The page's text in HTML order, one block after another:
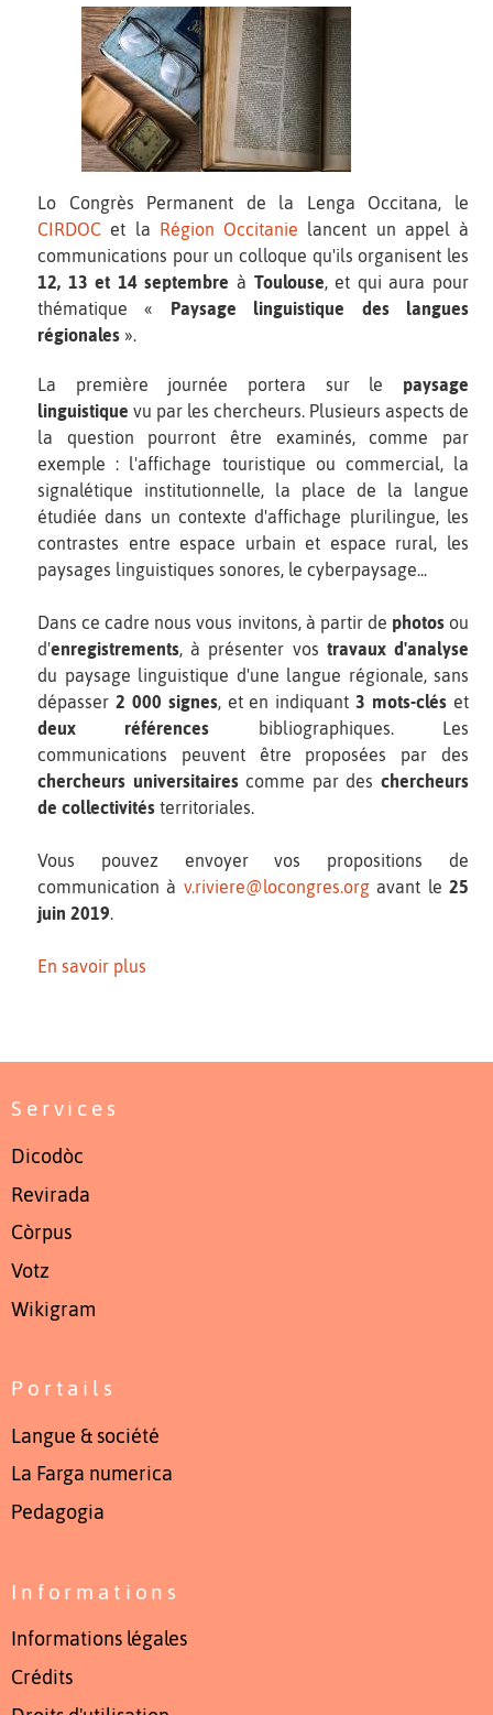
Lo Congrès Permanent de la Lenga Occitana, le
CIRDOC et la Région Occitanie lancent un appel à
communications pour un colloque qu'ils organisent les
12, 13 et 14 septembre à Toulouse, et qui aura pour
thématique « Paysage linguistique des langues
régionales ».
La première journée portera sur le paysage
linguistique vu par les chercheurs. Plusieurs aspects de
la question pourront être examinés, comme par
exemple : l'affichage touristique ou commercial, la
signalétique institutionnelle, la place de la langue
étudiée dans un contexte d'affichage plurilingue, les
contrastes entre espace urbain et espace rural, les
paysages linguistiques sonores, le cyberpaysage...
Dans ce cadre nous vous invitons, à partir de photosou
d'enregistrements, à présenter vos travaux d'analyse
du paysage linguistique d'une langue régionale, sans
dépasser 2 000 signes, et en indiquant3 mots-clés et
deux références bibliographiques. Les
communications peuvent être proposées par des
chercheurs universitairescomme par deschercheurs
de collectivités territoriales.
Vous pouvez envoyer vos propositions de
communication à v.riviere@locongres.orgavant le25
juin 2019.
En savoir plus
Services
Dicodòc
Revirada
Còrpus
Votz
Wikigram
Portails
Langue & société
La Farga numerica
Pedagogia
Informations
Informations légales
Crédits